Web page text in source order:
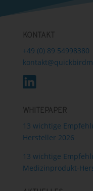
KONTAKT
+49 (0) 89 54998380
WHITEPAPER
13 wichtige
Hersteller 2026
13 wichtige
Medizinprodukt-